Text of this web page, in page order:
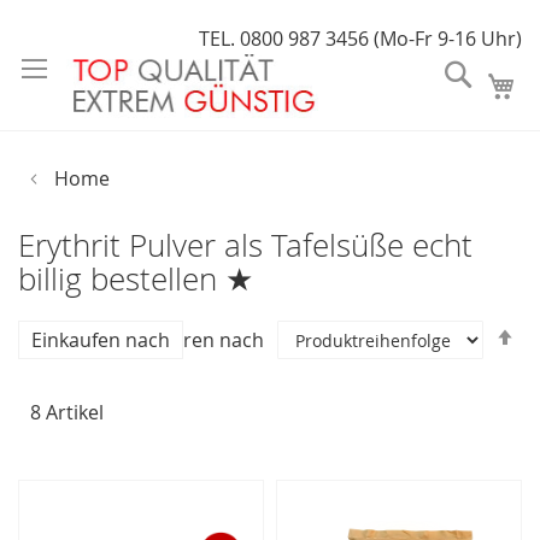
zum
TEL. 0800 987 3456 (Mo-Fr 9-16 Uhr)
Suche
Home
Erythrit Pulver als Tafelsüße echt
billig bestellen ★
8Artikel
Sortieren nach
Einkaufen nach